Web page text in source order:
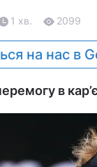
1 хв. 2099
на нас в
в